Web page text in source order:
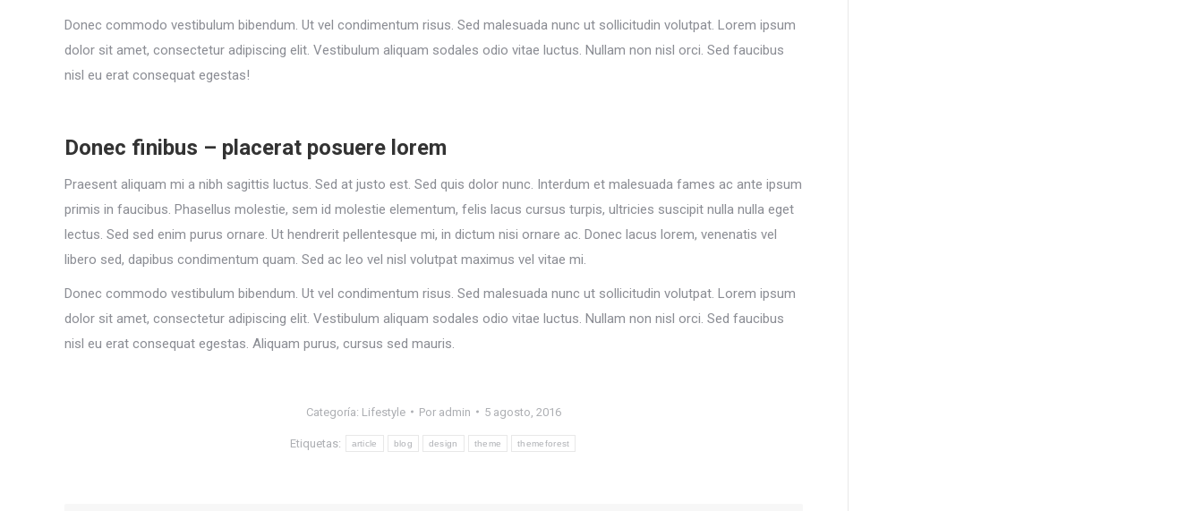
Donec commodo vestibulum bibendum. Ut vel condimentum risus. Sed malesuada nunc ut sollicitudin volutpat. Lorem ipsum
dolor sit amet, consectetur adipiscing elit. Vestibulum aliquam sodales odio vitae luctus. Nullam non nisl orci. Sed faucibus
nisl eu erat consequat egestas!
Donec finibus – placerat posuere lorem
Praesent aliquam mi a nibh sagittis luctus. Sed at justo est. Sed quis dolor nunc. Interdum et malesuada fames ac ante ipsum
primis in faucibus. Phasellus molestie, sem id molestie elementum, felis lacus cursus turpis, ultricies suscipit nulla nulla eget
lectus. Sed sed enim purus ornare. Ut hendrerit pellentesque mi, in dictum nisi ornare ac. Donec lacus lorem, venenatis vel
libero sed, dapibus condimentum quam. Sed ac leo vel nisl volutpat maximus vel vitae mi.
Donec commodo vestibulum bibendum. Ut vel condimentum risus. Sed malesuada nunc ut sollicitudin volutpat. Lorem ipsum
dolor sit amet, consectetur adipiscing elit. Vestibulum aliquam sodales odio vitae luctus. Nullam non nisl orci. Sed faucibus
nisl eu erat consequat egestas. Aliquam purus, cursus sed mauris.
Categoría: Lifestyle Por admin 5 agosto, 2016
Etiquetas: article blog design theme themeforest